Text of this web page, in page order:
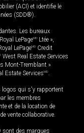
(ACI) et identifie le
(SDD®).
Les bureaux
LePageMD Ltée »,
LePageMD Credit
West Real Estate Services
Mont-Tremblant »
Estate ServicesMD.
logos qui s'y rapportent
les membres
et de la location de
vente collaborative.
sont des marques